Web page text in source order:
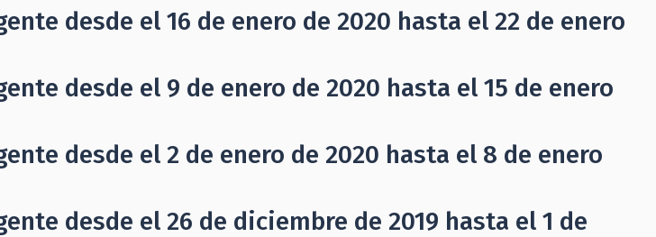
desde el 16 de enero de 2020 hasta el 22 de enero
desde el 9 de enero de 2020 hasta el 15 de enero
desde el 2 de enero de 2020 hasta el 8 de enero
desde el 26 de diciembre de 2019 hasta el 1 de